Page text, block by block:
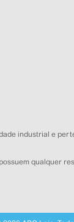
industrial e
qualquer